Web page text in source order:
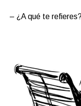
– ¿A qué te